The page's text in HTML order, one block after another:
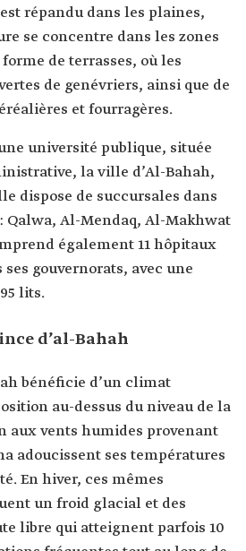
répandu dans les plaines,
se concentre dans les zones
de terrasses, où les
de genévriers, ainsi que de
et fourragères.
université publique, située
la ville d’Al-Bahah,
dispose de succursales dans
Qalwa, Al-Mendaq, Al-Makhwat
également 11 hôpitaux
gouvernorats, avec une
lits.
d’al-Bahah
bénéficie d’un climat
au-dessus du niveau de la
aux vents humides provenant
adoucissent ses températures
En hiver, ces mêmes
un froid glacial et des
libre qui atteignent parfois 10